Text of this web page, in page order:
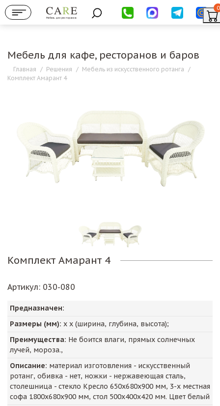
Мебель для ресторанов
0
Мебель для кафе, ресторанов и баров
Главная / Решения / Мебель из искусственного ротанга /
Комплект Амарант 4
Комплект Амарант 4
Артикул: 030-080
Предназначен:
Размеры (мм): х х (ширина, глубина, высота);
Преимущества: Не боится влаги, прямых солнечных
лучей, мороза.,
Описание: материал изготовления - искусственный
ротанг, обивка - нет, ножки - нержавеющая сталь,
столешница - стекло Кресло 650х680х900 мм, 3-х местная
софа 1800х680х900 мм, стол 500х400х420 мм. Цвет белый